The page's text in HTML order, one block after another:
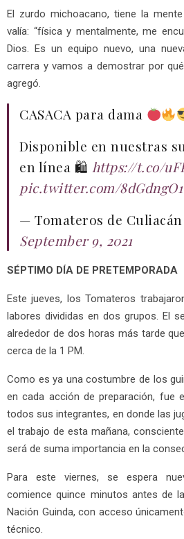
El zurdo michoacano, tiene la
valía: “física y mentalmente, me
Dios. Es un equipo nuevo, una
carrera y vamos a demostrar por
agregó.
CASACA para dama
Disponible en nuestras
en línea 🛍 https://t.co/
pic.twitter.com/
— Tomateros de
September 9, 2021
SÉPTIMO DÍA DE PRETEMPORADA
Este jueves, los Tomateros
labores divididas en dos grupos. El
alrededor de dos horas más tarde
cerca de la 1 PM.
Como es ya una costumbre de los
en cada acción de preparación, fue
todos sus integrantes, en donde las
el trabajo de esta mañana,
será de suma importancia en la
Para este viernes, se espera
comience quince minutos antes de
Nación Guinda, con acceso
técnico.